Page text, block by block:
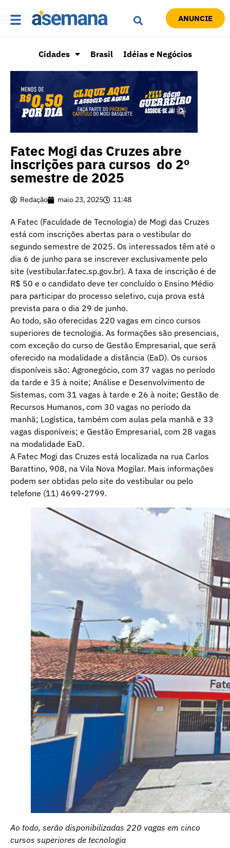
ANUNCIE
Cidades Brasil Idéias e Negócios
Fatec Mogi das Cruzes abre
inscrições para cursos do 2º
semestre de 2025
Redação maio 23, 2025 11:48
A Fatec (Faculdade de Tecnologia) de Mogi das Cruzes
está com inscrições abertas para o vestibular do
segundo semestre de 2025. Os interessados têm até o
dia 6 de junho para se inscrever exclusivamente pelo
site (vestibular.fatec.sp.gov.br). A taxa de inscrição é de
R$ 50 e o candidato deve ter concluído o Ensino Médio
para participar do processo seletivo, cuja prova está
prevista para o dia 29 de junho.
Ao todo, são oferecidas 220 vagas em cinco cursos
superiores de tecnologia. As formações são presenciais,
com exceção do curso de Gestão Empresarial, que será
oferecido na modalidade a distância (EaD). Os cursos
disponíveis são: Agronegócio, com 37 vagas no período
da tarde e 35 à noite; Análise e Desenvolvimento de
Sistemas, com 31 vagas à tarde e 26 à noite; Gestão de
Recursos Humanos, com 30 vagas no período da
manhã; Logística, também com aulas pela manhã e 33
vagas disponíveis; e Gestão Empresarial, com 28 vagas
na modalidade EaD.
A Fatec Mogi das Cruzes está localizada na rua Carlos
Barattino, 908, na Vila Nova Mogilar. Mais informações
podem ser obtidas pelo site do vestibular ou pelo
telefone (11) 4699-2799.
Ao todo, serão disponibilizadas 220 vagas em cinco
cursos superiores de tecnologia